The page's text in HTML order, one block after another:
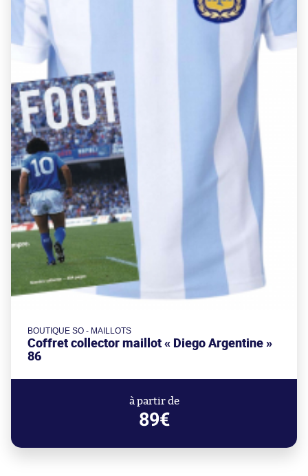
BOUTIQUE SO - MAILLOTS
Coffret collector maillot « Diego Argentine »
86
à partir de
89€